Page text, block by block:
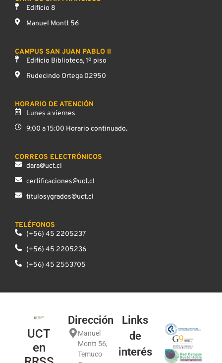
Edificio 8
Manuel Montt 56
CAMPUS SAN JUAN PABLO II
Edificio Biblioteca, 1º piso
Rudecindo Ortega 02950
HORARIO DE ATENCIÓN
Lunes a viernes
9:00 a 15:00 Horario continuado.
CORREOS ELECTRÓNICOS
dara@uct.cl
certificaciones@uct.cl
titulosygrados@uct.cl
TELÉFONOS
(+56) 45 2205237
(+56) 45 2205236
(+56) 45 2553705
UCT
en
Dirección
Manuel
Montt 56,
Temuco
Links
de
interés